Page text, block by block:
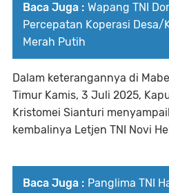
Baca Juga : Wapang TNI
Percepatan Koperasi Desa/
Merah Putih
Dalam keterangannya di
Timur Kamis, 3 Juli 2025,
Kristomei Sianturi
kembalinya Letjen TNI Novi
Baca Juga : Panglima TNI